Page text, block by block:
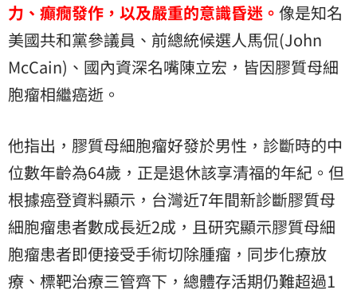
力、癲癇發作，以及嚴重的意識昏迷。 像是知名
美國共和黨參議員、前總統候選人馬侃(John
McCain)、國內資深名嘴陳立宏，皆因膠質母細
胞瘤相繼癌逝。
他指出，膠質母細胞瘤好發於男性，診斷時的中
位數年齡為64歲，正是退休該享清福的年紀。但
根據癌登資料顯示，台灣近7年間新診斷膠質母
細胞瘤患者數成長近2成，且研究顯示膠質母細
胞瘤患者即便接受手術切除腫瘤，同步化療放
療、標靶治療三管齊下，總體存活期仍難超過1